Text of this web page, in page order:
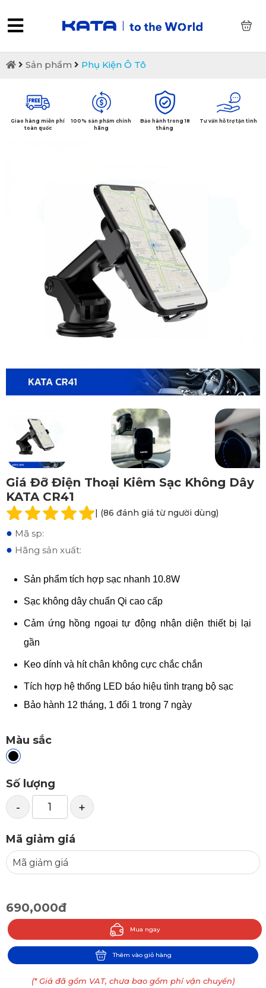
Sản phẩm Phụ Kiện Ô Tô
Giao hàng miễn phí
toàn quốc
100% sản phẩm chính
hãng
Bảo hành trong 18
tháng
Tư vấn hỗ trợ tận tình
Giá Đỡ Điện Thoại Kiêm Sạc Không Dây
KATA CR41
| (86 đánh giá từ người dùng)
● Mã sp:
● Hãng sản xuất:
Sản phẩm tích hợp sạc nhanh 10.8W
Sạc không dây chuẩn Qi cao cấp
Cảm ứng hồng ngoại tự động nhận diện thiết bị lại
gần
Keo dính và hít chân không cực chắc chắn
Tích hợp hệ thống LED báo hiệu tình trạng bộ sạc
Bảo hành 12 tháng, 1 đổi 1 trong 7 ngày
Màu sắc
Số lượng
- +
Mã giảm giá
690,000đ
Mua ngay
Thêm vào giỏ hàng
(* Giá đã gồm VAT, chưa bao gồm phí vận chuyển)